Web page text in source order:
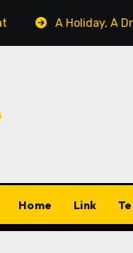
Holiday, A Draw, and a
Home Link